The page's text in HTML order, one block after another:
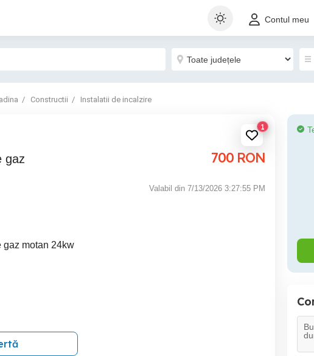
Contul meu
Constructii Instalatii de incalzire
1
gaz 700 RON
Valabil din 7/13/2026 3:27:55 PM
gaz motan 24kw